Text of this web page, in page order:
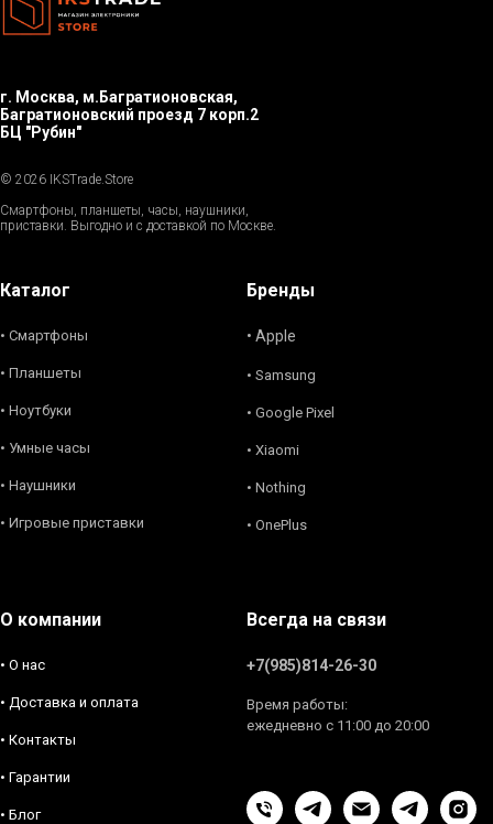
г. Москва, м.Багратионовская,
Багратионовский проезд 7 корп.2
БЦ "Рубин"
© 2026 IKSTrade.Store
Смартфоны, планшеты, часы, наушники,
приставки. Выгодно и с доставкой по Москве.
Каталог
• Смартфоны
• Планшеты
• Ноутбуки
• Умные часы
• Наушники
• Игровые приставки
Бренды
• Apple
• Samsung
• Google Pixel
• Xiaomi
• Nothing
• OnePlus
О компании
• О нас
• Доставка и оплата
• Контакты
• Гарантии
• Блог
Всегда на связи
+7(985)814-26-30
Время работы:
ежедневно с 11:00 до 20:00